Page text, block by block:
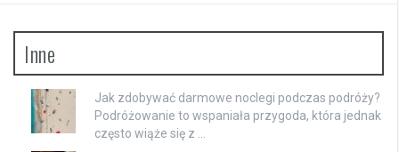
Inne
Jak zdobywać darmowe noclegi podczas podróży?
Podróżowanie to wspaniała przygoda, która jednak
często wiąże się z …